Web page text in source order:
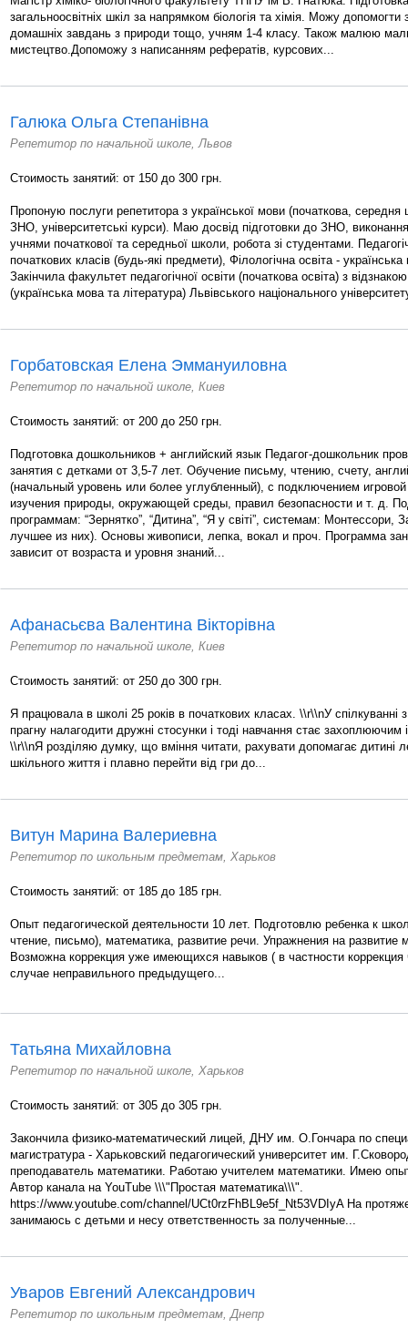
загальноосвітніх шкіл за напрямком біологія та хімія. Можу допомогти
домашніх завдань з природи тощо, учням 1-4 класу. Також малюю
мистецтво.Допоможу з написанням рефератів, курсових...
Галюка Ольга Степанівна
Репетитор по начальной школе, Львов
Стоимость занятий: от 150 до 300 грн.
Пропоную послуги репетитора з української мови (початкова, середня
ЗНО, університетські курси). Маю досвід підготовки до ЗНО,
учнями початкової та середньої школи, робота зі студентами.
початкових класів (будь-які предмети), Філологічна освіта -
Закінчила факультет педагогічної освіти (початкова освіта) з
(українська мова та література) Львівського національного
Горбатовская Елена Эммануиловна
Репетитор по начальной школе, Киев
Стоимость занятий: от 200 до 250 грн.
Подготовка дошкольников + английский язык Педагог-дошкольник
занятия с детками от 3,5-7 лет. Обучение письму, чтению, счету,
(начальный уровень или более углубленный), с подключением
изучения природы, окружающей среды, правил безопасности и т. д.
программам: “Зернятко”, “Дитина”, “Я у світі”, системам:
лучшее из них). Основы живописи, лепка, вокал и проч. Программа
зависит от возраста и уровня знаний...
Афанасьєва Валентина Вікторівна
Репетитор по начальной школе, Киев
Стоимость занятий: от 250 до 300 грн.
Я працювала в школі 25 років в початкових класах. \\r\\nУ спілкуванні
прагну налагодити дружні стосунки і тоді навчання стає захоплюючим
\\r\\nЯ розділяю думку, що вміння читати, рахувати допомагає дитині
шкільного життя і плавно перейти від гри до...
Витун Марина Валериевна
Репетитор по школьным предметам, Харьков
Стоимость занятий: от 185 до 185 грн.
Опыт педагогической деятельности 10 лет. Подготовлю ребенка к
чтение, письмо), математика, развитие речи. Упражнения на развитие
Возможна коррекция уже имеющихся навыков ( в частности коррекция
случае неправильного предыдущего...
Татьяна Михайловна
Репетитор по начальной школе, Харьков
Стоимость занятий: от 305 до 305 грн.
Закончила физико-математический лицей, ДНУ им. О.Гончара по
магистратура - Харьковский педагогический университет им.
преподаватель математики. Работаю учителем математики. Имею
Автор канала на YouTube \\\"Простая математика\\\".
https://www.youtube.com/channel/UCt0rzFhBL9e5f_Nt53VDIyA На
занимаюсь с детьми и несу ответственность за полученные...
Уваров Евгений Александрович
Репетитор по школьным предметам, Днепр